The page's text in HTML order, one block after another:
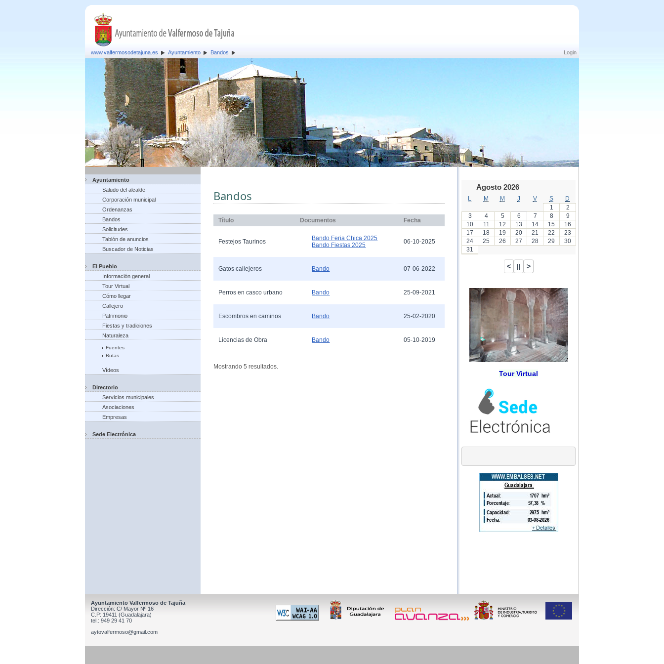
Login
www.valfermosodetajuna.es Ayuntamiento Bandos
Ayuntamiento
Saludo del alcalde
Corporación municipal
Ordenanzas
Bandos
Solicitudes
Tablón de anuncios
Buscador de Noticias
El Pueblo
Información general
Tour Virtual
Cómo llegar
Callejero
Patrimonio
Fiestas y tradiciones
Naturaleza
Fuentes
Rutas
Vídeos
Directorio
Servicios municipales
Asociaciones
Empresas
Sede Electrónica
Bandos
Título Documentos Fecha
Festejos Taurinos
Bando Feria Chica 2025
Bando Fiestas 2025
06-10-2025
Gatos callejeros Bando 07-06-2022
Perros en casco urbano Bando 25-09-2021
Escombros en caminos Bando 25-02-2020
Licencias de Obra Bando 05-10-2019
Mostrando 5 resultados.
Agosto 2026
M M J V S
D
1
2
3
4 5 6 7 8
9
10
11 12 13 14 15
16
17
18 19 20 21 22
23
24
25 26 27 28 29
30
31
Tour Virtual
Ayuntamiento Valfermoso de Tajuña
Dirección: C/ Mayor Nº 16
C.P: 19411 (Guadalajara)
tel.: 949 29 41 70
aytovalfermoso@gmail.com